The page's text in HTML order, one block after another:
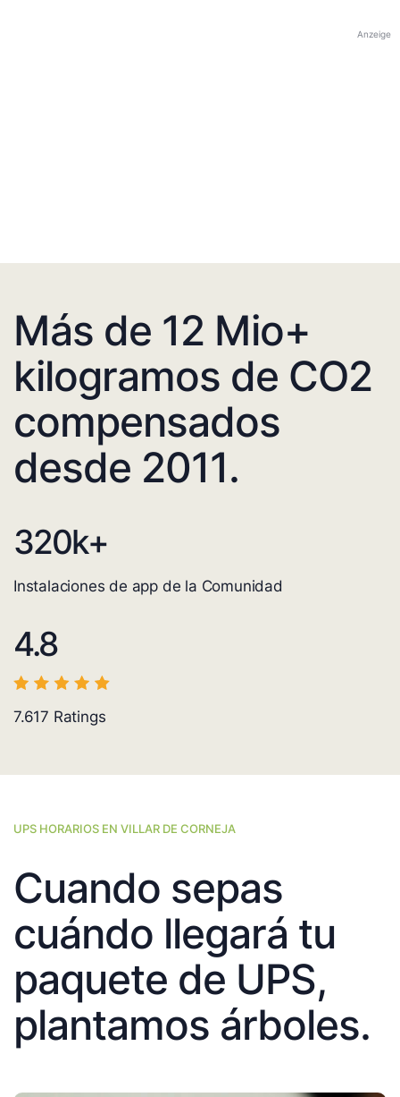
Anzeige
Más de 12 Mio+
kilogramos de CO2
compensados
desde 2011.
320k+
Instalaciones de app de la Comunidad
4.8
7.617 Ratings
UPS HORARIOS EN VILLAR DE CORNEJA
Cuando sepas
cuándo llegará tu
paquete de UPS,
plantamos árboles.